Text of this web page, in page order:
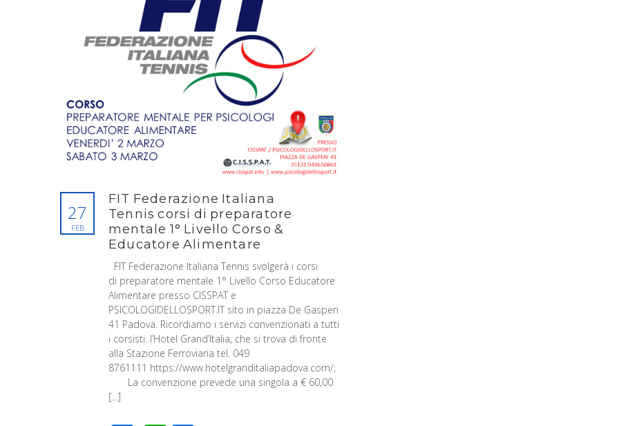
27
FEB
FIT Federazione Italiana
Tennis corsi di preparatore
mentale 1° Livello Corso &
Educatore Alimentare
FIT Federazione Italiana Tennis svolgerà i corsi
di preparatore mentale 1° Livello Corso Educatore
Alimentare presso CISSPAT e
PSICOLOGIDELLOSPORT.IT sito in piazza De Gasperi
41 Padova. Ricordiamo i servizi convenzionati a tutti
i corsisti. l’Hotel Grand’Italia, che si trova di fronte
alla Stazione Ferroviaria tel. 049
8761111 https://www.hotelgranditaliapadova.com/;
La convenzione prevede una singola a € 60,00
[…]